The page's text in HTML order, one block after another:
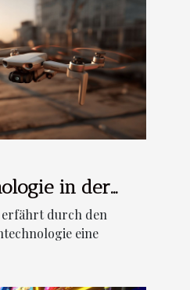
in der
erfährt durch den
eine